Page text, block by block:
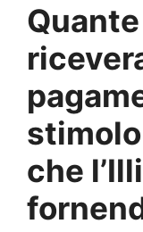
che